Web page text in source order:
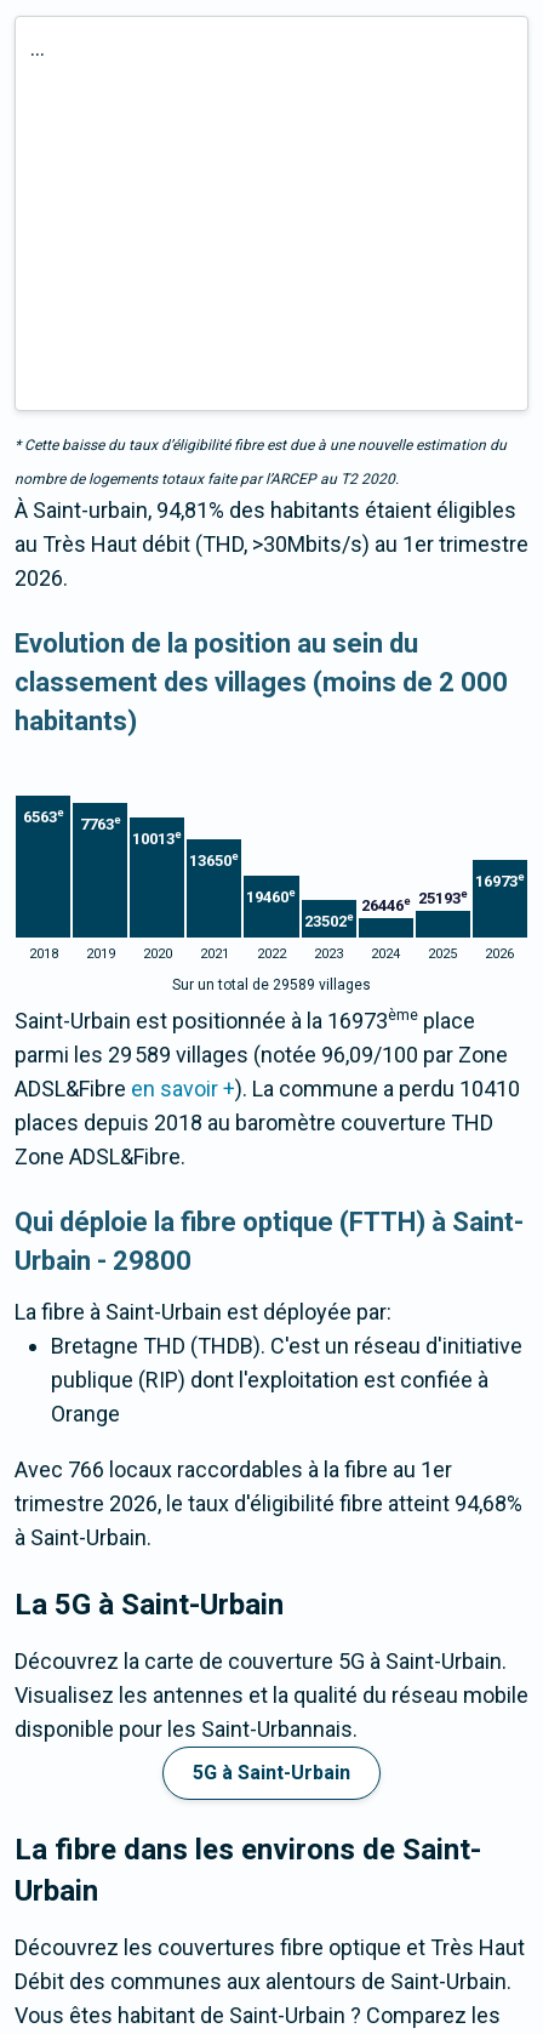
...
* Cette baisse du taux d’éligibilité fibre est due à une nouvelle estimation du
nombre de logements totaux faite par l’ARCEP au T2 2020.
À Saint-urbain, 94,81% des habitants étaient éligibles
au Très Haut débit (THD, >30Mbits/s) au 1er trimestre
2026.
Evolution de la position au sein du
classement des villages (moins de 2 000
habitants)
6563e
7763e
10013e
13650e
19460e
23502e
26446e 25193e
16973e
2018 2019 2020 2021 2022 2023 2024 2025 2026
Sur un total de 29589 villages
Saint-Urbain est positionnée à la 16973ème place
parmi les 29 589 villages (notée 96,09/100 par Zone
ADSL&Fibre en savoir +). La commune a perdu 10410
places depuis 2018 au baromètre couverture THD
Zone ADSL&Fibre.
Qui déploie la fibre optique (FTTH) à Saint-
Urbain - 29800
La fibre à Saint-Urbain est déployée par:
Bretagne THD (THDB). C'est un réseau d'initiative
publique (RIP) dont l'exploitation est confiée à
Orange
Avec 766 locaux raccordables à la fibre au 1er
trimestre 2026, le taux d'éligibilité fibre atteint 94,68%
à Saint-Urbain.
La 5G à Saint-Urbain
Découvrez la carte de couverture 5G à Saint-Urbain.
Visualisez les antennes et la qualité du réseau mobile
disponible pour les Saint-Urbannais.
5G à Saint-Urbain
La fibre dans les environs de Saint-
Urbain
Découvrez les couvertures fibre optique et Très Haut
Débit des communes aux alentours de Saint-Urbain.
Vous êtes habitant de Saint-Urbain ? Comparez les